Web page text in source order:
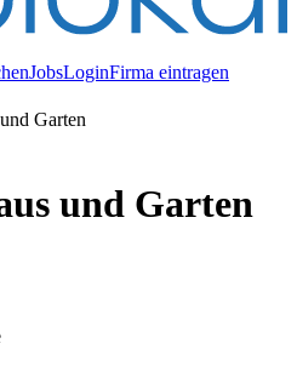
JobsLoginFirma eintragen
Garten
und Garten